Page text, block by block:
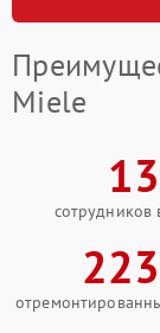
Miele
13
сотрудников